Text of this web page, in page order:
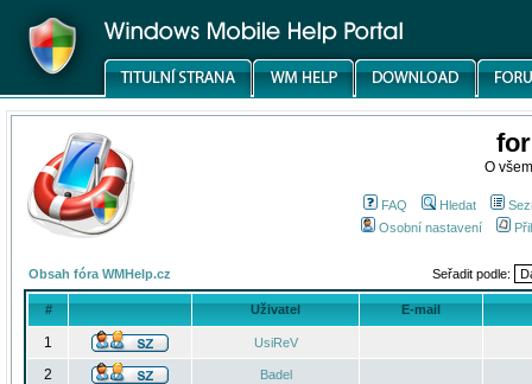
O
FAQ Hledat
Osobní nastavení
Obsah fóra WMHelp.cz Seřadit podle:
# Uživatel E-mail
1 UsiReV
2 Badel